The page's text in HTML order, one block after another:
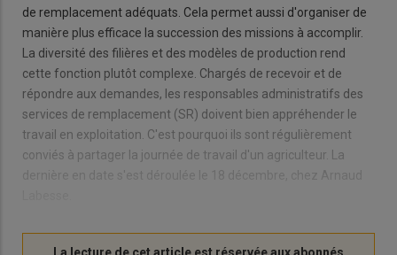
de remplacement adéquats. Cela permet aussi d'organiser de
manière plus efficace la succession des missions à accomplir.
La diversité des filières et des modèles de production rend
cette fonction plutôt complexe. Chargés de recevoir et de
répondre aux demandes, les responsables administratifs des
services de remplacement (SR) doivent bien appréhender le
travail en exploitation. C'est pourquoi ils sont régulièrement
conviés à partager la journée de travail d'un agriculteur. La
dernière en date s'est déroulée le 18 décembre, chez Arnaud